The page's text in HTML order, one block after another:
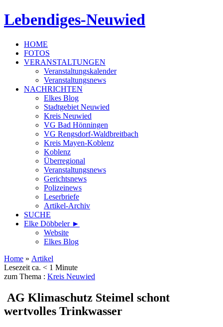
Lebendiges-Neuwied
HOME
FOTOS
VERANSTALTUNGEN
Veranstaltungskalender
Veranstaltungsnews
NACHRICHTEN
Elkes Blog
Stadtgebiet Neuwied
Kreis Neuwied
VG Bad Hönningen
VG Rengsdorf-Waldbreitbach
Kreis Mayen-Koblenz
Koblenz
Überregional
Veranstaltungsnews
Gerichtsnews
Polizeinews
Leserbriefe
Artikel-Archiv
SUCHE
Elke Döbbeler ►
Website
Elkes Blog
Home » Artikel
Lesezeit ca. < 1 Minute
zum Thema : Kreis Neuwied
AG Klimaschutz Steimel schont
wertvolles Trinkwasser